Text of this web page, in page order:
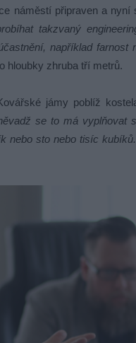
náměstí připraven a nyní
takzvaný
například farnost
hloubky zhruba tří metrů.
jámy poblíž
se to má vyplňovat
nebo sto nebo tisíc